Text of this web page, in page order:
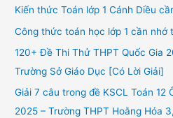
f
o
Kiến thức Toán lớp 1 Cánh Diều
Công thức toán học lớp 1 cần nhớ
120+ Đề Thi Thử THPT Quốc Gia
Trường Sở Giáo Dục [Có Lời Giải]
Giải 7 câu trong đề KSCL Toán 12
2025 – Trường THPT Hoằng Hóa